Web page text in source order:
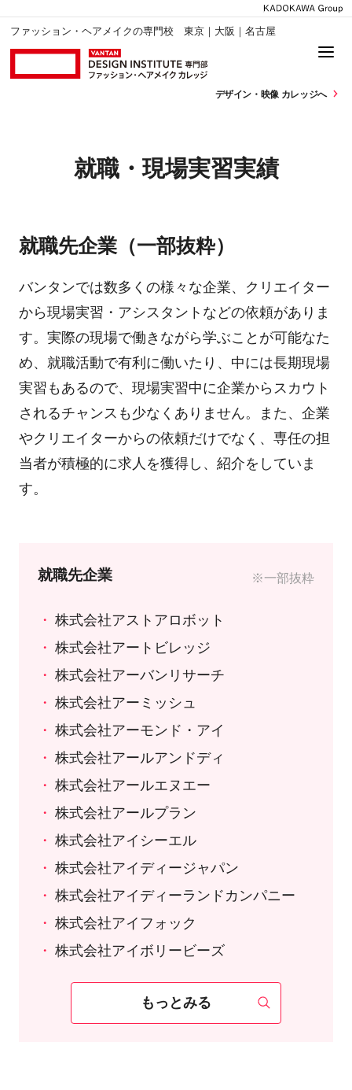
ファッション・ヘアメイクの専門校 東京｜大阪｜名古屋
デザイン・ 映像 カレッジへ
就職・現場実習実績
就職先企業（一部抜粋）
バンタンでは数多くの様々な企業、クリエイター
から現場実習・アシスタントなどの依頼がありま
す。実際の現場で働きながら学ぶことが可能なた
め、就職活動で有利に働いたり、中には長期現場
実習もあるので、現場実習中に企業からスカウト
されるチャンスも少なくありません。また、企業
やクリエイターからの依頼だけでなく、専任の担
当者が積極的に求人を獲得し、紹介をしていま
す。
就職先企業 ※一部抜粋
株式会社アストアロボット
株式会社アートビレッジ
株式会社アーバンリサーチ
株式会社アーミッシュ
株式会社アーモンド・アイ
株式会社アールアンドディ
株式会社アールエヌエー
株式会社アールプラン
株式会社アイシーエル
株式会社アイディージャパン
株式会社アイディーランドカンパニー
株式会社アイフォック
株式会社アイボリービーズ
もっとみる